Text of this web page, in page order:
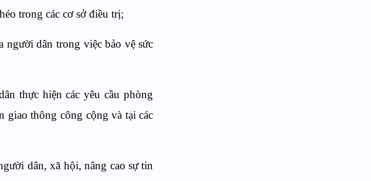
trong các cơ sở điều trị;
người dân trong việc bảo vệ sức
thực hiện các yêu cầu phòng
giao thông công cộng và tại các
dân, xã hội, nâng cao sự tin